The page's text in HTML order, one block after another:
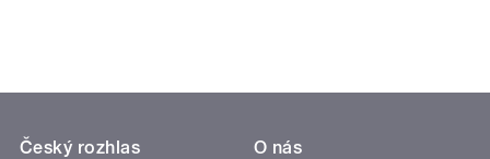
Český rozhlas
O nás